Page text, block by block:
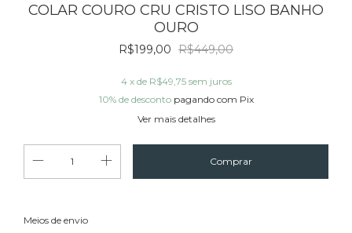
COLAR COURO CRU CRISTO LISO BANHO
OURO
R$199,00 R$449,00
4 x de R$49,75 sem juros
10% de descontopagando com Pix
Ver mais detalhes
Entregas para o CEP:
Meios de envio